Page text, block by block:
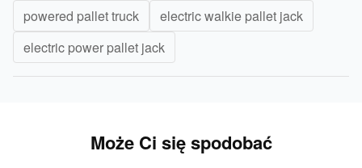
powered pallet truck
electric walkie pallet jack
electric power pallet jack
Może Ci się spodobać